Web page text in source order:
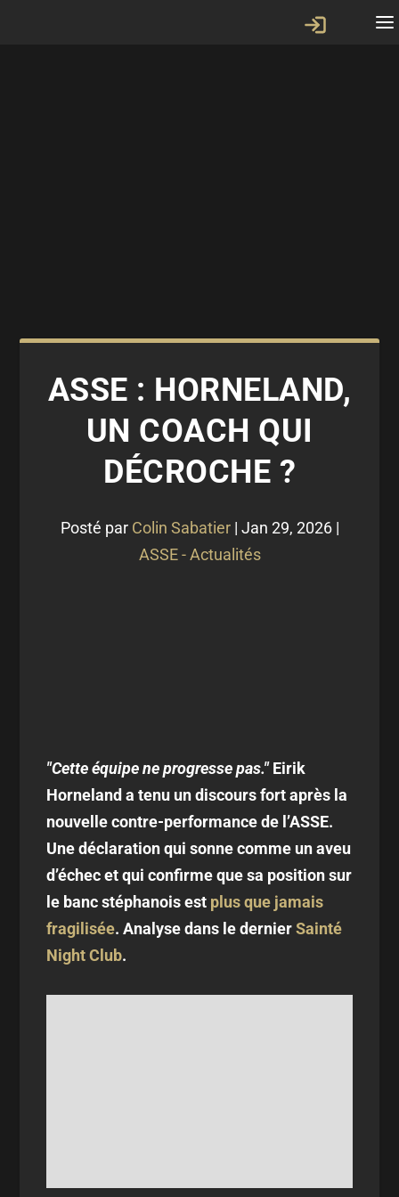
ASSE : HORNELAND,
UN COACH QUI
DÉCROCHE ?
Posté par Colin Sabatier| Jan 29, 2026|
ASSE - Actualités
"Cette équipe ne progresse pas."Eirik
Horneland a tenu un discours fort après la
nouvelle contre-performance de l’ASSE.
Une déclaration qui sonne comme un aveu
d’échec et qui confirme que sa position sur
le banc stéphanois est plus que jamais
fragilisée. Analyse dans le dernierSainté
Night Club.